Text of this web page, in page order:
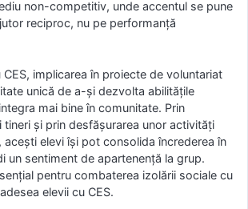
non-competitiv, unde accentul se pune
reciproc, nu pe performanță
implicarea în proiecte de voluntariat
unică de a-și dezvolta abilitățile
mai bine în comunitate. Prin
tineri și prin desfășurarea unor activități
acești elevi își pot consolida încrederea în
un sentiment de apartenență la grup.
pentru combaterea izolării sociale cu
elevii cu CES.